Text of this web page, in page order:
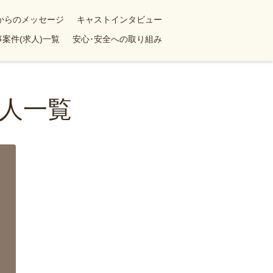
らのメッセージ
キャストインタビュー
案件(求人)一覧
安心･安全への取り組み
一覧